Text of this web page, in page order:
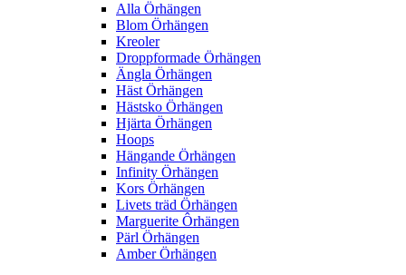
Alla Örhängen
Blom Örhängen
Kreoler
Droppformade Örhängen
Ängla Örhängen
Häst Örhängen
Hästsko Örhängen
Hjärta Örhängen
Hoops
Hängande Örhängen
Infinity Örhängen
Kors Örhängen
Livets träd Örhängen
Marguerite Ôrhängen
Pärl Örhängen
Amber Örhängen